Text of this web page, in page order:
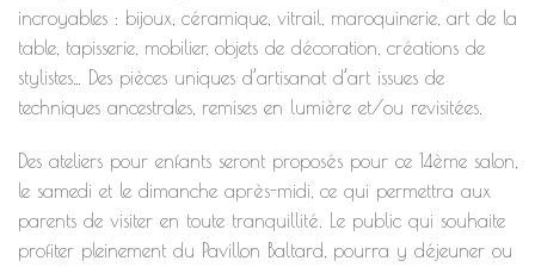
incroyables : bijoux, céramique, vitrail, maroquinerie, art de la
table, tapisserie, mobilier, objets de décoration, créations de
stylistes… Des pièces uniques d’artisanat d’art issues de
techniques ancestrales, remises en lumière et/ou revisitées.
Des ateliers pour enfants seront proposés pour ce 14ème salon,
le samedi et le dimanche après-midi, ce qui permettra aux
parents de visiter en toute tranquillité. Le public qui souhaite
profiter pleinement du Pavillon Baltard, pourra y déjeuner ou